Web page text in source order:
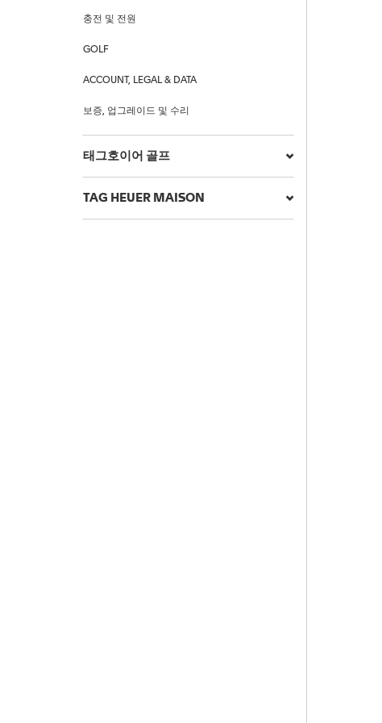
충전 및 전원
GOLF
ACCOUNT, LEGAL & DATA
보증, 업그레이드 및 수리
태그호이어 골프
TAG HEUER MAISON